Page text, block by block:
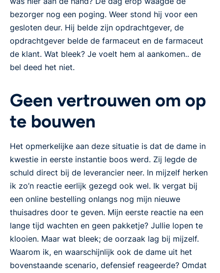
bezorger nog een poging. Weer stond hij voor een
gesloten deur. Hij belde zijn opdrachtgever, de
opdrachtgever belde de farmaceut en de farmaceut
de klant. Wat bleek? Je voelt hem al aankomen.. de
bel deed het niet.
Geen vertrouwen om op
te bouwen
Het opmerkelijke aan deze situatie is dat de dame in
kwestie in eerste instantie boos werd. Zij legde de
schuld direct bij de leverancier neer. In mijzelf herken
ik zo’n reactie eerlijk gezegd ook wel. Ik vergat bij
een online bestelling onlangs nog mijn nieuwe
thuisadres door te geven. Mijn eerste reactie na een
lange tijd wachten en geen pakketje? Jullie lopen te
klooien. Maar wat bleek; de oorzaak lag bij mijzelf.
Waarom ik, en waarschijnlijk ook de dame uit het
bovenstaande scenario, defensief reageerde? Omdat